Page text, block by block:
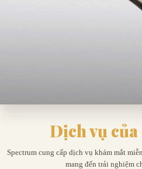
Explore More
Dịch vụ
Spectrum cung cấp dịch vụ khám mắt
mang đến trải nghiệm